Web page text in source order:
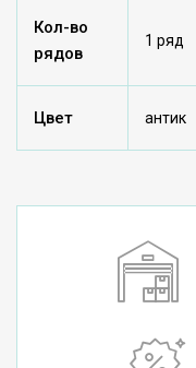
Кол-во
рядов
1 ряд
Цвет антик